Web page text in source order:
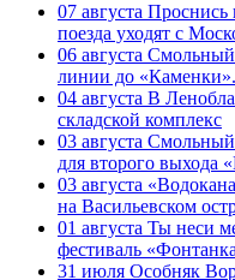
07 августа Проснись
поезда уходят с
06 августа
линии до
04 августа В
складской комплекс
03 августа
для второго выхода
03 августа
на Васильевском
01 августа Ты неси
фестиваль
31 июля Особняк